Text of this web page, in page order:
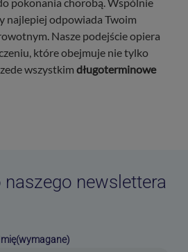
pokonania chorobą. Wspólnie
najlepiej odpowiada Twoim
Nasze podejście opiera
które obejmuje nie tylko
wszystkim długoterminowe
newslettera
(wymagane)